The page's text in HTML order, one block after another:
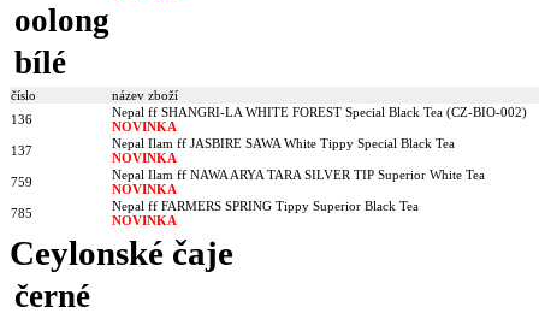
oolong
bílé
číslo
název zboží
136
Nepal ff SHANGRI-LA WHITE FOREST Special Black Tea (CZ-BIO-002)
NOVINKA
137
Nepal Ilam ff JASBIRE SAWA White Tippy Special Black Tea
NOVINKA
759
Nepal Ilam ff NAWA ARYA TARA SILVER TIP Superior White Tea
NOVINKA
785
Nepal ff FARMERS SPRING Tippy Superior Black Tea
NOVINKA
Ceylonské čaje
černé